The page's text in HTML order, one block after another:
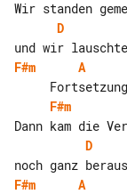
D
F#m
A
F#m
D
F#m
A